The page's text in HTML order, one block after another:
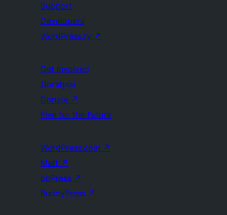
Support
Developers
WordPress.tv ↗
Get Involved
Догађаји
Donate ↗
Five for the Future
WordPress.com ↗
Matt ↗
bbPress ↗
BuddyPress ↗